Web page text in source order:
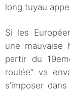
long tuyau
Si les
une mauvaise
partir du
roulée” va
s’imposer